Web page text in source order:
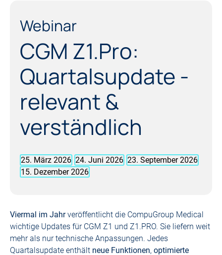
Webinar
CGM Z1.Pro:
Quartals­update -
relevant &
verständlich
25. März 2026 24. Juni 2026 23. September 2026
15. Dezember 2026
Viermal im Jahrveröffentlicht die CompuGroup Medical
wichtige Updates für CGM Z1 und Z1.PRO. Sie liefern weit
mehr als nur technische Anpassungen. Jedes
Quartalsupdate enthält neue Funktionen, optimierte